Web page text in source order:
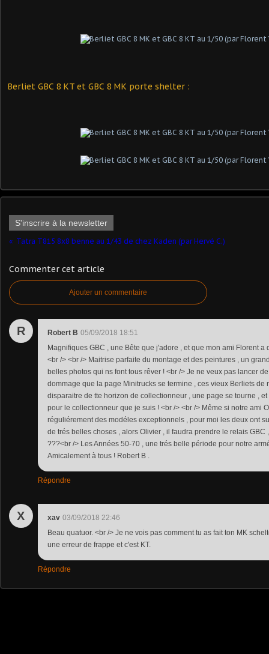
Berliet GBC 8 KT et GBC 8 MK porte shelter :
S'inscrire à la newsletter
Tatra T815 8x8 benne au 1/43 de chez Kaden (par Hervé C.)
Commenter cet article
Ajouter un commentaire
R Robert B 05/09/2018 18:51
Magnifiques GBC , une Bête que j'adore , et que mon ami Florent a
<br /> <br /> Maitrise parfaite du montage et des peintures , un
belles photos qui ns font tous rêver ! <br /> Je ne veux pas lancer
dommage que la page Minitrucks se termine , ces vieux Berliets de
disparaitre de tte horizon de collectionneur , une page se tourne ,
pour le collectionneur que je suis ! <br /> <br /> Même si notre ami
réguliérement des modéles exceptionnels , pour moi les deux ont
de trés belles choses , alors Olivier , il faudra prendre le relais GBC
???<br /> Les Années 50-70 , une trés belle période pour notre
Amicalement à tous ! Robert B .
Répondre
X xav 03/09/2018 22:46
Beau quatuor. <br /> Je ne vois pas comment tu as fait ton MK
une erreur de frappe et c'est KT.
Répondre